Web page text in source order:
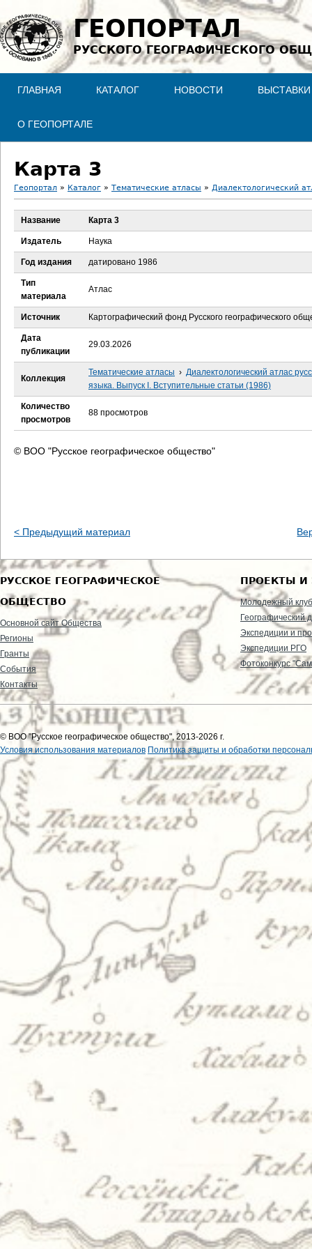
Jump to navigation
ГЕОПОРТАЛ
РУССКОГО ГЕОГРАФИЧЕСКОГО
ГЛАВНАЯ КАТАЛОГ НОВОСТИ ВЫСТАВКИ
О ГЕОПОРТАЛЕ
Карта 3
В
ы
д
е
с
ь
Геопортал » Каталог » Тематические атласы » Диалектологический
Название Карта 3
Издатель Наука
Год издания датировано 1986
Тип
материала
Атлас
Источник Картографический фонд Русского географического
Дата
публикации
29.03.2026
Коллекция
Тематические атласы › Диалектологический атлас
языка. Выпуск I. Вступительные статьи (1986)
Количество
просмотров
88 просмотров
© ВОО "Русское географическое общество"
< Предыдущий материал
РУССКОЕ ГЕОГРАФИЧЕСКОЕ
ОБЩЕСТВО
Основной сайт Общества
Регионы
Гранты
События
Контакты
ПРОЕКТЫ И
Молодежный клуб
Географический
Экспедиции и
Экспедиции РГО
Фотоконкурс
© ВОО "Русское географическое общество", 2013-2026 г.
Условия использования материалов Политика защиты и обработки